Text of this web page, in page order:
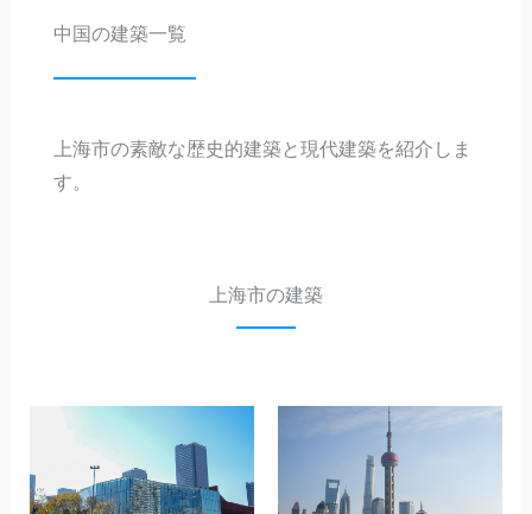
中国の建築一覧
上海市の素敵な歴史的建築と現代建築を紹介しま
す。
上海市の建築